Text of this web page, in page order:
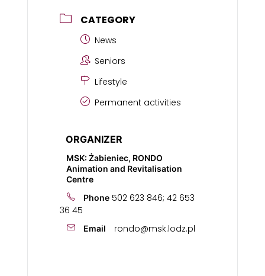
CATEGORY
News
Seniors
Lifestyle
Permanent activities
ORGANIZER
MSK: Żabieniec, RONDO
Animation and Revitalisation
Centre
Phone 502 623 846; 42 653
36 45
Email rondo@msk.lodz.pl